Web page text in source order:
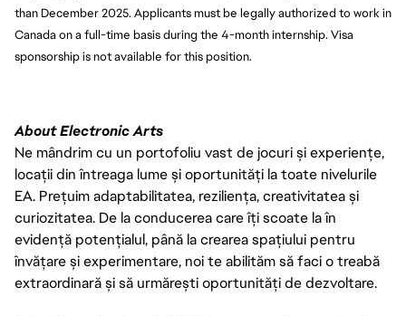
than December 2025. Applicants must be legally authorized to work in
Canada on a full-time basis during the 4-month internship. Visa
sponsorship is not available for this position.
About Electronic Arts
Ne mândrim cu un portofoliu vast de jocuri și experiențe,
locații din întreaga lume și oportunități la toate nivelurile
EA. Prețuim adaptabilitatea, reziliența, creativitatea și
curiozitatea. De la conducerea care îți scoate la în
evidență potențialul, până la crearea spațiului pentru
învățare și experimentare, noi te abilităm să faci o treabă
extraordinară și să urmărești oportunități de dezvoltare.